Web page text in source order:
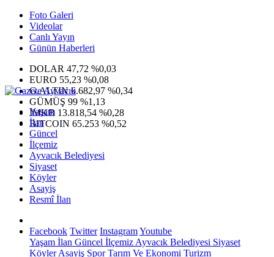
Foto Galeri
Videolar
Canlı Yayın
Günün Haberleri
DOLAR 47,72 %0,03
EURO 55,23 %0,08
G.ALTIN6.682,97 %0,34
GÜMÜŞ 99 %1,13
IMKB 13.818,54 %0,28
BITCOIN 65.253 %0,52
Yaşam
İlan
Güncel
İlçemiz
Ayvacık Belediyesi
Siyaset
Köyler
Asayiş
Resmî İlan
Facebook Twitter InstagramYoutube
Yaşam İlan Güncel İlçemiz Ayvacık Belediyesi Siyaset
KöylerAsayiş SporTarım Ve Ekonomi Turizm